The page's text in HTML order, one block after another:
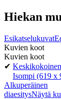
Hiekan
Esikatselukuvat
Kuvien koot
Kuvien koot
✔ Keskikokoinen
Isompi (619 x
Alkuperäinen
diaesitysNäytä